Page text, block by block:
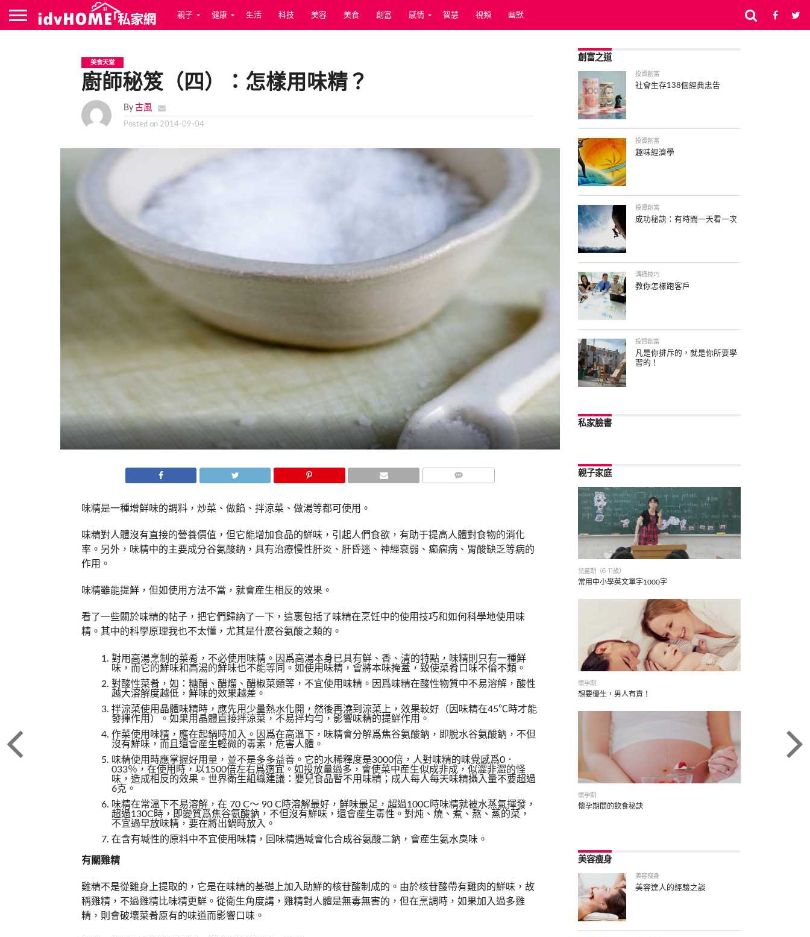
親子 健康 生活 科技 美容 美食 創富 感情 智慧 視頻 幽默
美食天堂
廚師秘笈（四）：怎樣用味精？
By 古風
Posted on 2014-09-04
味精是一種增鮮味的調料，炒菜、做餡、拌涼菜、做湯等都可使用。
味精對人體沒有直接的營養價值，但它能增加食品的鮮味，引起人們食欲，有助于提高人體對食物的消化
率。另外，味精中的主要成分谷氨酸鈉，具有治療慢性肝炎、肝昏迷、神經衰弱、癫痫病、胃酸缺乏等病的
作用。
味精雖能提鮮，但如使用方法不當，就會産生相反的效果。
看了一些關於味精的帖子，把它們歸納了一下，這裏包括了味精在烹饪中的使用技巧和如何科學地使用味
精。其中的科學原理我也不太懂，尤其是什麽谷氨酸之類的。
對用高湯烹制的菜肴，不必使用味精。因爲高湯本身已具有鮮、香、清的特點，味精則只有一種鮮
味，而它的鮮味和高湯的鮮味也不能等同。如使用味精，會將本味掩蓋，致使菜肴口味不倫不類。
對酸性菜肴，如：糖醋、醋熘、醋椒菜類等，不宜使用味精。因爲味精在酸性物質中不易溶解，酸性
越大溶解度越低，鮮味的效果越差。
拌涼菜使用晶體味精時，應先用少量熱水化開，然後再澆到涼菜上，效果較好（因味精在45℃時才能
發揮作用）。如果用晶體直接拌涼菜，不易拌均勻，影響味精的提鮮作用。
作菜使用味精，應在起鍋時加入。因爲在高溫下，味精會分解爲焦谷氨酸鈉，即脫水谷氨酸鈉，不但
沒有鮮味，而且還會産生輕微的毒素，危害人體。
味精使用時應掌握好用量，並不是多多益善。它的水稀釋度是3000倍，人對味精的味覺感爲0．
033％，在使用時，以1500倍左右爲適宜。如投放量過多，會使菜中産生似成非成，似澀非澀的怪
味，造成相反的效果。世界衛生組織建議：嬰兒食品暫不用味精；成人每人每天味精攝入量不要超過
6克。
味精在常溫下不易溶解，在 70 C～ 90 C時溶解最好，鮮味最足，超過100C時味精就被水蒸氣揮發，
超過130C時，即變質爲焦谷氨酸鈉，不但沒有鮮味，還會産生毒性。對炖、燒、煮、熬、蒸的菜，
不宜過早放味精，要在將出鍋時放入。
在含有堿性的原料中不宜使用味精，回味精遇堿會化合成谷氨酸二鈉，會産生氨水臭味。
有關雞精
雞精不是從雞身上提取的，它是在味精的基礎上加入助鮮的核苷酸制成的。由於核苷酸帶有雞肉的鮮味，故
稱雞精，不過雞精比味精更鮮。從衛生角度講，雞精對人體是無毒無害的，但在烹調時，如果加入過多雞
精，則會破壞菜肴原有的味道而影響口味。
創富之道
投資創富
社會生存138個經典忠告
投資創富
趣味經濟學
投資創富
成功秘訣：有時間一天看一次
溝通技巧
教你怎樣跑客戶
投資創富
凡是你排斥的，就是你所要學
習的！
私家臉書
親子家庭
兒童期（6-11歲）
常用中小學英文單字1000字
懷孕期
想要優生，男人有責！
懷孕期
懷孕期間的飲食秘訣
美容瘦身
美容瘦身
美容達人的經驗之談